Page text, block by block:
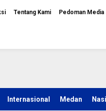
Tentang Kami Pedoman Media
Internasional Medan